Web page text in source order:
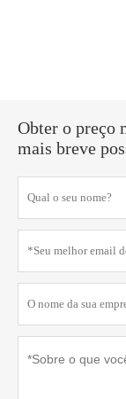
Obter o preço
mais breve